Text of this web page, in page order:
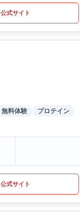
公式サイト
無料体験
プロテイン
公式サイト